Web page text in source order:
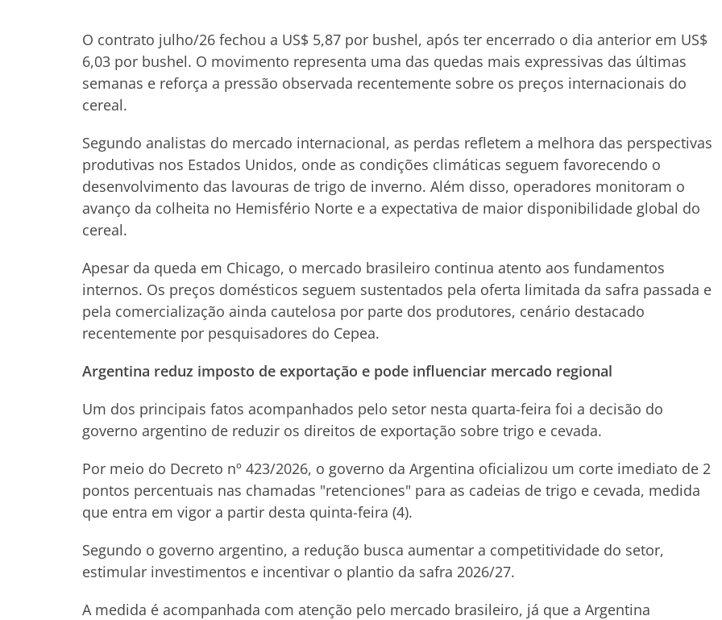
O contrato julho/26 fechou a US$ 5,87 por bushel, após ter encerrado o dia anterior em US$
6,03 por bushel. O movimento representa uma das quedas mais expressivas das últimas
semanas e reforça a pressão observada recentemente sobre os preços internacionais do
cereal.
Segundo analistas do mercado internacional, as perdas refletem a melhora das perspectivas
produtivas nos Estados Unidos, onde as condições climáticas seguem favorecendo o
desenvolvimento das lavouras de trigo de inverno. Além disso, operadores monitoram o
avanço da colheita no Hemisfério Norte e a expectativa de maior disponibilidade global do
cereal.
Apesar da queda em Chicago, o mercado brasileiro continua atento aos fundamentos
internos. Os preços domésticos seguem sustentados pela oferta limitada da safra passada e
pela comercialização ainda cautelosa por parte dos produtores, cenário destacado
recentemente por pesquisadores do Cepea.
Argentina reduz imposto de exportação e pode influenciar mercado regional
Um dos principais fatos acompanhados pelo setor nesta quarta-feira foi a decisão do
governo argentino de reduzir os direitos de exportação sobre trigo e cevada.
Por meio do Decreto nº 423/2026, o governo da Argentina oficializou um corte imediato de 2
pontos percentuais nas chamadas "retenciones" para as cadeias de trigo e cevada, medida
que entra em vigor a partir desta quinta-feira (4).
Segundo o governo argentino, a redução busca aumentar a competitividade do setor,
estimular investimentos e incentivar o plantio da safra 2026/27.
A medida é acompanhada com atenção pelo mercado brasileiro, já que a Argentina